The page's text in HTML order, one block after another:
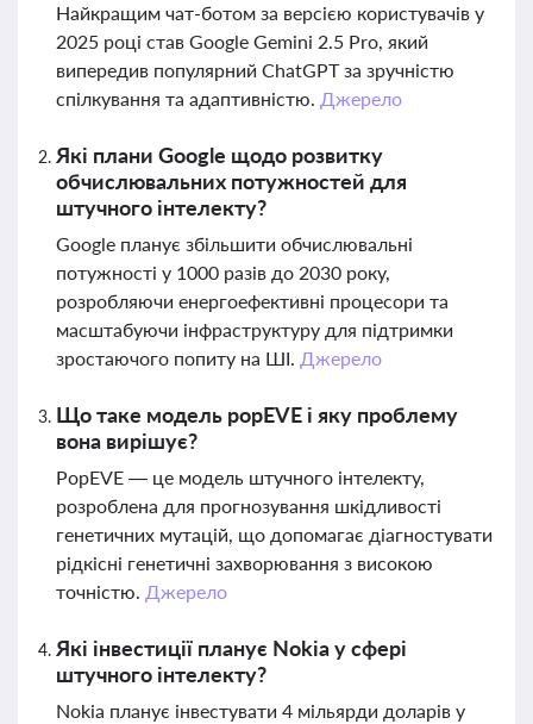
Найкращим чат-ботом за версією користувачів у
2025 році став Google Gemini 2.5 Pro, який
випередив популярний ChatGPT за зручністю
спілкування та адаптивністю. Джерело
Які плани Google щодо розвитку
обчислювальних потужностей для
штучного інтелекту?
Google планує збільшити обчислювальні
потужності у 1000 разів до 2030 року,
розробляючи енергоефективні процесори та
масштабуючи інфраструктуру для підтримки
зростаючого попиту на ШІ. Джерело
Що таке модель popEVE і яку проблему
вона вирішує?
PopEVE — це модель штучного інтелекту,
розроблена для прогнозування шкідливості
генетичних мутацій, що допомагає діагностувати
рідкісні генетичні захворювання з високою
точністю. Джерело
Які інвестиції планує Nokia у сфері
штучного інтелекту?
Nokia планує інвестувати 4 мільярди доларів у